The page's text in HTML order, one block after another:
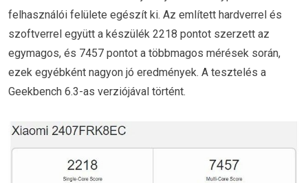
felhasználói felülete egészít ki. Az említett hardverrel és
szoftverrel együtt a készülék 2218 pontot szerzett az
egymagos, és 7457 pontot a többmagos mérések során,
ezek egyébként nagyon jó eredmények. A tesztelés a
Geekbench 6.3-as verziójával történt.